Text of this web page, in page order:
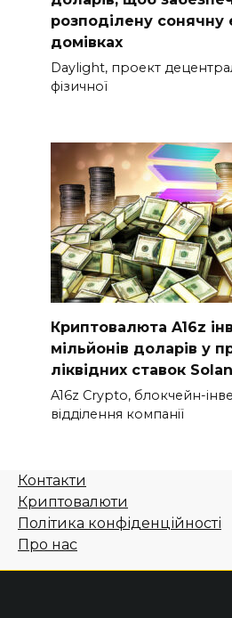
розподілену сонячну
домівках
Daylight, проект
фізичної
Криптовалюта A16z
мільйонів доларів у
ліквідних ставок
A16z Crypto, блокчейн-
відділення компанії
Контакти
Криптовалюти
Політика конфіденційності
Про нас